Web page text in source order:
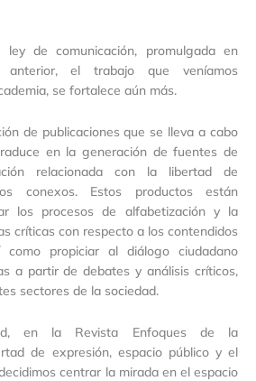
de comunicación, promulgada en
anterior, el trabajo que veníamos
se fortalece aún más.
de publicaciones que se lleva a cabo
en la generación de fuentes de
relacionada con la libertad de
conexos. Estos productos están
los procesos de alfabetización y la
críticas con respecto a los contendidos
como propiciar al diálogo ciudadano
a partir de debates y análisis críticos,
sectores de la sociedad.
en la Revista Enfoques de la
de expresión, espacio público y el
centrar la mirada en el espacio